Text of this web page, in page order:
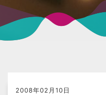
2008年02月10日